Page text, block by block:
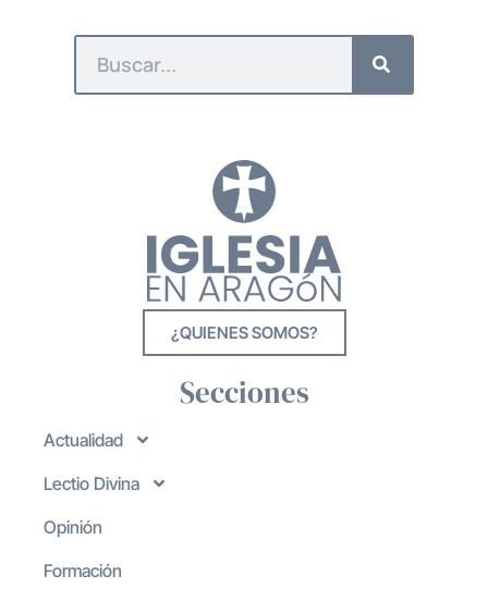
¿QUIENES SOMOS?
Secciones
Actualidad
Lectio Divina
Opinión
Formación